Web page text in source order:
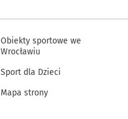
Obiekty sportowe we
Wrocławiu
Sport dla Dzieci
Mapa strony